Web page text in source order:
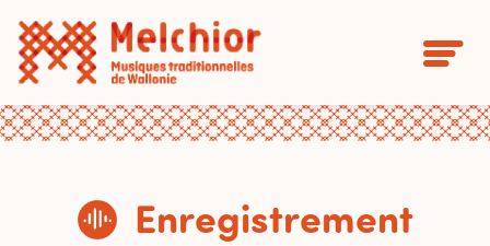
Enregistrement